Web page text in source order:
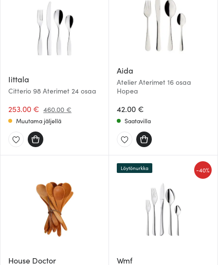
Iittala
Citterio 98 Aterimet 24 osaa
253.00 € 460.00 €
Muutama jäljellä
Aida
Atelier Aterimet 16 osaa
Hopea
42.00 €
Saatavilla
House Doctor Wmf
-40%
Löytönurkka